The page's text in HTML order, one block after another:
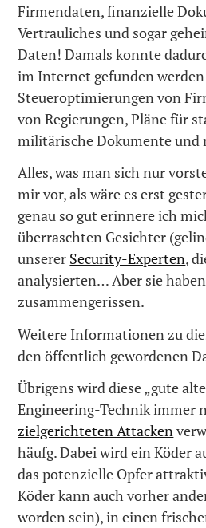
Firmendaten, finanzielle
Vertrauliches und sogar
Daten! Damals konnte
im Internet gefunden
Steueroptimierungen von
von Regierungen, Pläne für
militärische Dokumente und
Alles, was man sich nur
mir vor, als wäre es erst
genau so gut erinnere ich
überraschten Gesichter
unserer Security-Experten,
analysierten… Aber sie
zusammengerissen.
Weitere Informationen zu
den öffentlich gewordenen
Übrigens wird diese „gute
Engineering-Technik immer
zielgerichteten Attacken
häufg. Dabei wird ein Köder
das potenzielle Opfer
Köder kann auch vorher
worden sein), in einen